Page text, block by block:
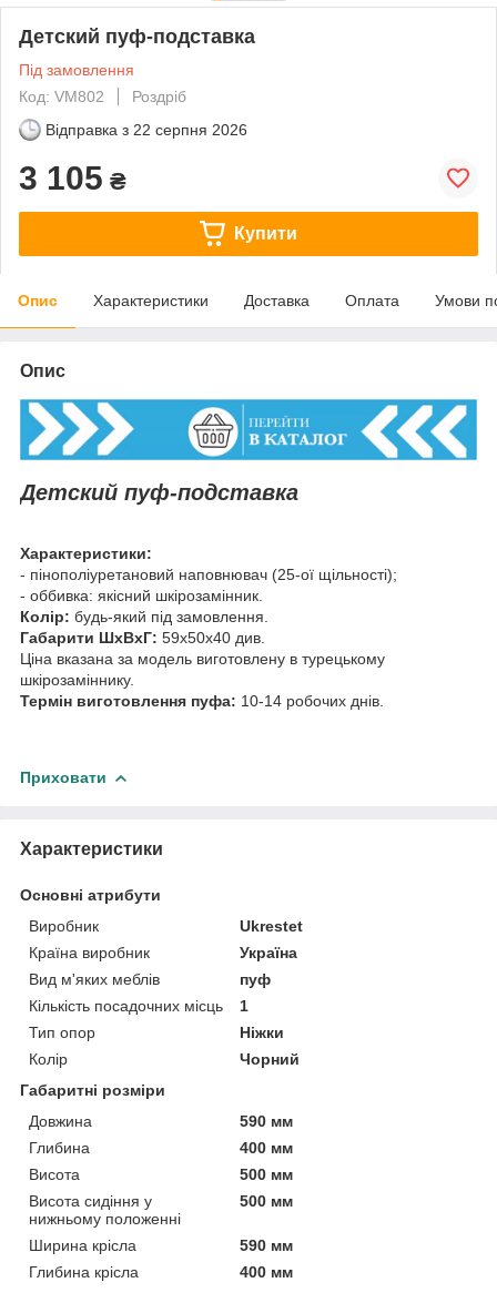
Детский пуф-подставка
Під замовлення
Код: VM802
Роздріб
Відправка з 22 серпня 2026
3 105 ₴
Купити
Опис Характеристики Доставка Оплата Умови
Опис
Детский пуф-подставка
Характеристики:
- пінополіуретановий наповнювач (25-ої щільності);
- оббивка: якісний шкірозамінник.
Колір: будь-який під замовлення.
Габарити ШхВхГ: 59х50х40 див.
Ціна вказана за модель виготовлену в турецькому
шкірозаміннику.
Термін виготовлення пуфа: 10-14 робочих днів.
Приховати
Характеристики
Основні атрибути
Виробник
Ukrestet
Країна виробник
Україна
Вид м'яких меблів
пуф
Кількість посадочних місць
1
Тип опор
Ніжки
Колір
Чорний
Габаритні розміри
Довжина
590 мм
Глибина
400 мм
Висота
500 мм
Висота сидіння у
нижньому положенні
500 мм
Ширина крісла
590 мм
Глибина крісла
400 мм